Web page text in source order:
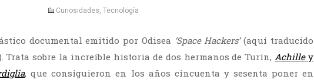
Curiosidades, Tecnología
documental emitido por Odisea ‘Space Hackers’(aquí traducido
Trata sobre la increíble historia de dos hermanos de Turín,Achilley
, que consiguieron en los años cincuenta y sesenta poner en